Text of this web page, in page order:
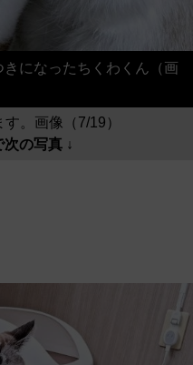
になったちくわくん（画
。画像（7/19）
次の写真 ↓